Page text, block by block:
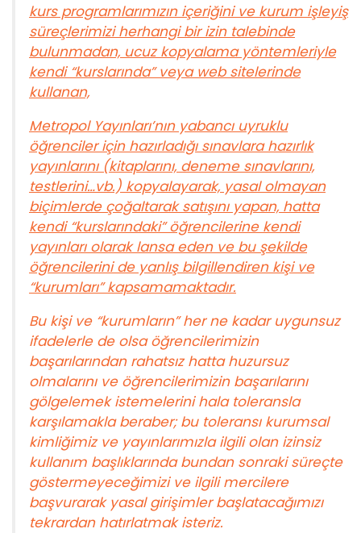
kurs programlarımızın içeriğini ve kurum işleyiş
süreçlerimizi herhangi bir izin talebinde
bulunmadan, ucuz kopyalama yöntemleriyle
kendi “kurslarında” veya web sitelerinde
kullanan,
Metropol Yayınları’nın yabancı uyruklu
öğrenciler için hazırladığı sınavlara hazırlık
yayınlarını (kitaplarını, deneme sınavlarını,
testlerini…vb.) kopyalayarak, yasal olmayan
biçimlerde çoğaltarak satışını yapan, hatta
kendi “kurslarındaki” öğrencilerine kendi
yayınları olarak lansa eden ve bu şekilde
öğrencilerini de yanlış bilgillendiren kişi ve
“kurumları” kapsamamaktadır.
Bu kişi ve “kurumların” her ne kadar uygunsuz
ifadelerle de olsa öğrencilerimizin
başarılarından rahatsız hatta huzursuz
olmalarını ve öğrencilerimizin başarılarını
gölgelemek istemelerini hala toleransla
karşılamakla beraber; bu toleransı kurumsal
kimliğimiz ve yayınlarımızla ilgili olan izinsiz
kullanım başlıklarında bundan sonraki süreçte
göstermeyeceğimizi ve ilgili mercilere
başvurarak yasal girişimler başlatacağımızı
tekrardan hatırlatmak isteriz.